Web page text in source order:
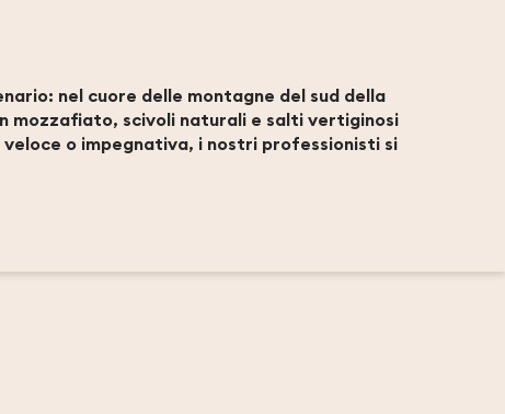
nel cuore delle montagne del sud della
mozzafiato, scivoli naturali e salti vertiginosi
o impegnativa, i nostri professionisti si